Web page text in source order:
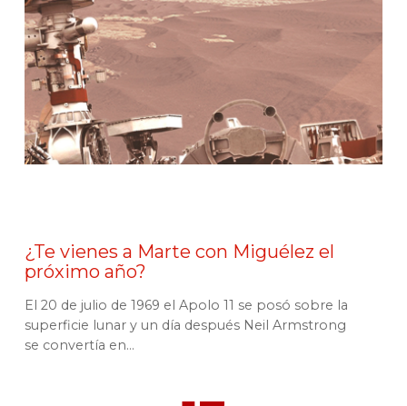
¿Te vienes a Marte con Miguélez el
próximo año?
El 20 de julio de 1969 el Apolo 11 se posó sobre la
superficie lunar y un día después Neil Armstrong
se convertía en...